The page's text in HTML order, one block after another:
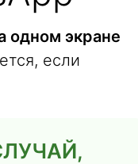
одном экране
если